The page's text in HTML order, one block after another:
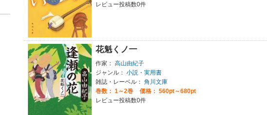
レビュー投稿数0件
花魁くノ一
作家： 高山由紀子
ジャンル： 小説・実用書
雑誌・レーベル： 角川文庫
巻数： 1～2巻
価格： 560pt～680pt
レビュー投稿数0件